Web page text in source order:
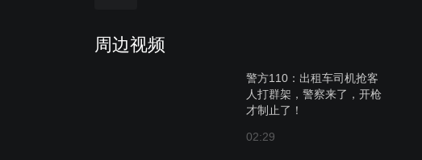
周边视频
警方110：出租车司机抢客
人打群架，警察来了，开枪
才制止了！
02:29